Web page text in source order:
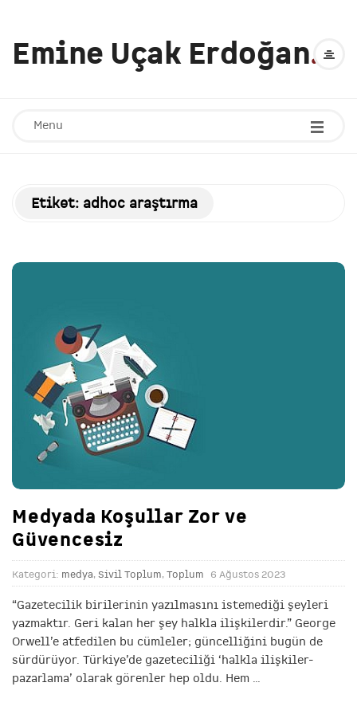
Emine Uçak Erdoğan.
Menu
Etiket: adhoc araştırma
Medyada Koşullar Zor ve
Güvencesiz
Kategori: medya, Sivil Toplum, Toplum 6 Ağustos 2023
“Gazetecilik birilerinin yazılmasını istemediği şeyleri
yazmaktır. Geri kalan her şey halkla ilişkilerdir.” George
Orwell’e atfedilen bu cümleler; güncelliğini bugün de
sürdürüyor. Türkiye’de gazeteciliği ‘halkla ilişkiler-
pazarlama’ olarak görenler hep oldu. Hem